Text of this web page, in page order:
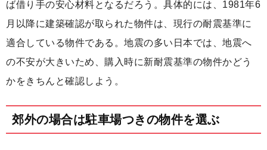
ば借り手の安心材料となるだろう。具体的には、1981年6
月以降に建築確認が取られた物件は、現行の耐震基準に
適合している物件である。地震の多い日本では、地震へ
の不安が大きいため、購入時に新耐震基準の物件かどう
かをきちんと確認しよう。
郊外の場合は駐車場つきの物件を選ぶ